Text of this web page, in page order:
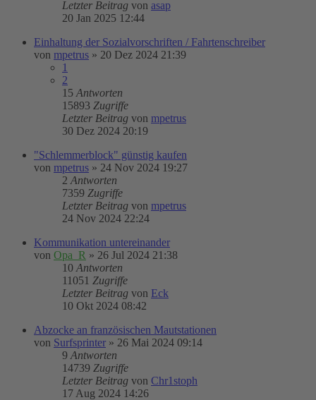
Letzter Beitrag von asap
20 Jan 2025 12:44
Einhaltung der Sozialvorschriften / Fahrtenschreiber
von mpetrus » 20 Dez 2024 21:39
1
2
15 Antworten
15893 Zugriffe
Letzter Beitrag von mpetrus
30 Dez 2024 20:19
"Schlemmerblock" günstig kaufen
von mpetrus » 24 Nov 2024 19:27
2 Antworten
7359 Zugriffe
Letzter Beitrag von mpetrus
24 Nov 2024 22:24
Kommunikation untereinander
von Opa_R » 26 Jul 2024 21:38
10 Antworten
11051 Zugriffe
Letzter Beitrag von Eck
10 Okt 2024 08:42
Abzocke an französischen Mautstationen
von Surfsprinter » 26 Mai 2024 09:14
9 Antworten
14739 Zugriffe
Letzter Beitrag von Chr1stoph
17 Aug 2024 14:26